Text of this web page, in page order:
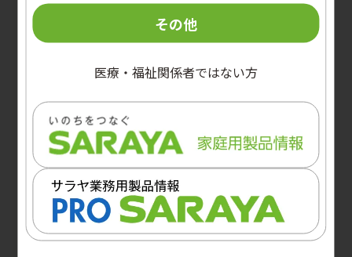
その他
医療・福祉関係者ではない方